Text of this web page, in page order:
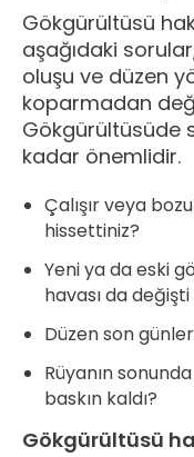
Gökgürültüsü
aşağıdaki
oluşu ve düzen
koparmadan
Gökgürültüsüde
kadar önemlidir.
Çalışır veya
hissettiniz?
Yeni ya da eski
havası da değişti
Düzen son
Rüyanın
baskın kaldı?
Gökgürültüsü